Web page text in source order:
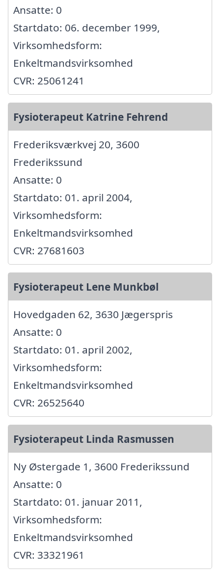
Ansatte: 0
Startdato: 06. december 1999,
Virksomhedsform:
Enkeltmandsvirksomhed
CVR: 25061241
Fysioterapeut Katrine Fehrend
Frederiksværkvej 20, 3600
Frederikssund
Ansatte: 0
Startdato: 01. april 2004,
Virksomhedsform:
Enkeltmandsvirksomhed
CVR: 27681603
Fysioterapeut Lene Munkbøl
Hovedgaden 62, 3630 Jægerspris
Ansatte: 0
Startdato: 01. april 2002,
Virksomhedsform:
Enkeltmandsvirksomhed
CVR: 26525640
Fysioterapeut Linda Rasmussen
Ny Østergade 1, 3600 Frederikssund
Ansatte: 0
Startdato: 01. januar 2011,
Virksomhedsform:
Enkeltmandsvirksomhed
CVR: 33321961